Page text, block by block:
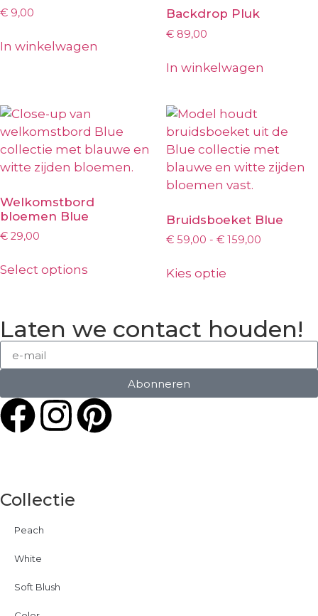
€ 9,00
In winkelwagen
Backdrop Pluk
€ 89,00
In winkelwagen
Welkomstbord
bloemen Blue
€ 29,00
Select options
Bruidsboeket Blue
€ 59,00 - € 159,00
Kies optie
Laten we contact houden!
Abonneren
Collectie
Peach
White
Soft Blush